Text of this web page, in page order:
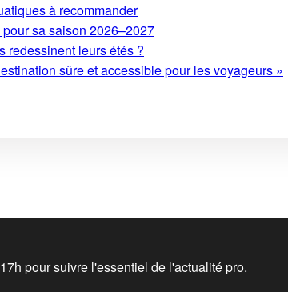
à recommander
sa saison 2026–2027
redessinent leurs étés ?
sûre et accessible pour les voyageurs »
pour suivre l'essentiel de l'actualité pro.